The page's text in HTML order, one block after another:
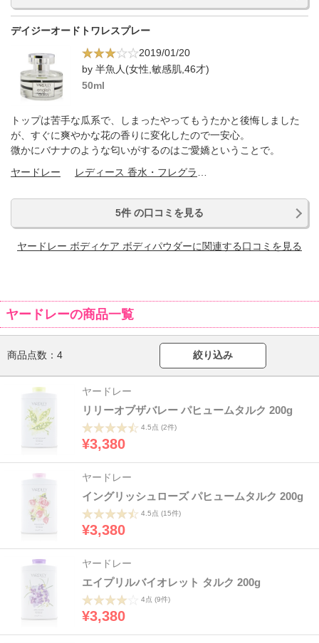
デイジーオードトワレスプレー
2019/01/20
by 半魚人(女性,敏感肌,46才)
50ml
トップは苦手な瓜系で、しまったやってもうたかと後悔しました
が、すぐに爽やかな花の香りに変化したので一安心。
微かにバナナのような匂いがするのはご愛嬌ということで。
ヤードレー
5件 の口コミを見る
ヤードレー ボディケア ボディパウダーに関連する口コミを見る
ヤードレーの商品一覧
商品点数： 4 絞り込み
ヤードレー
リリーオブザバレー パヒュームタルク 200g
4.5点 (2件)
¥3,380
ヤードレー
イングリッシュローズ パヒュームタルク 200g
4.5点 (15件)
¥3,380
ヤードレー
エイプリルバイオレット タルク 200g
4点 (9件)
¥3,380